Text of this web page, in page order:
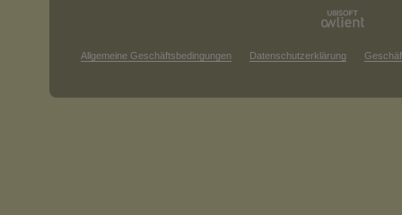
Allgemeine Geschäftsbedingungen Datenschutzerklärung